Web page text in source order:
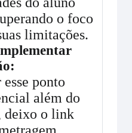
o foco
limitações.
ponto
além do
deixo o link